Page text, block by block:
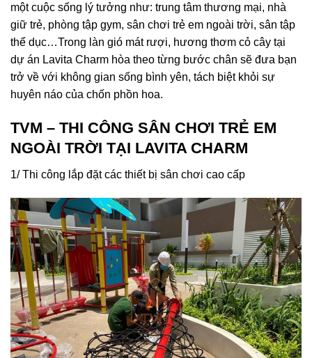
một cuộc sống lý tưởng như: trung tâm thương mại, nhà
giữ trẻ, phòng tập gym, sân chơi trẻ em ngoài trời, sân tập
thể dục…Trong làn gió mát rượi, hương thơm cỏ cây tại
dự án Lavita Charm hòa theo từng bước chân sẽ đưa bạn
trở về với không gian sống bình yên, tách biệt khỏi sự
huyên náo của chốn phồn hoa.
TVM – THI CÔNG SÂN CHƠI TRẺ EM
NGOÀI TRỜI TẠI LAVITA CHARM
1/ Thi công lắp đặt các thiết bị sân chơi cao cấp